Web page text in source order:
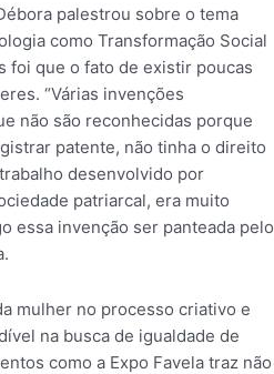
palestrou sobre o tema
como Transformação Social
foi que o fato de existir poucas
“Várias invenções
não são reconhecidas porque
patente, não tinha o direito
desenvolvido por
patriarcal, era muito
essa invenção ser panteada pelo
mulher no processo criativo e
na busca de igualdade de
como a Expo Favela traz não